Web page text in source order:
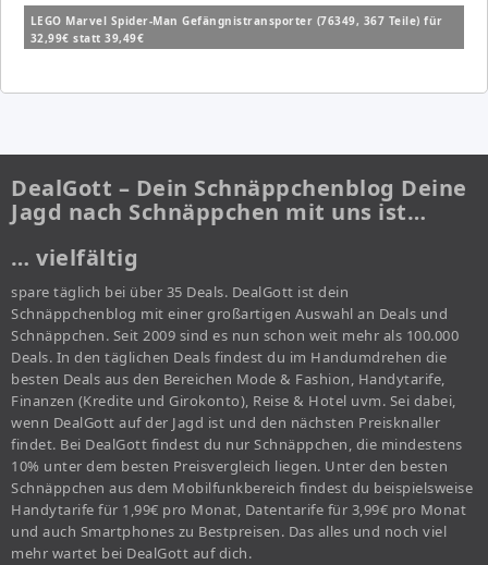
LEGO Marvel Spider-Man Gefängnistransporter (76349, 367 Teile) für
32,99€ statt 39,49€
DealGott – Dein Schnäppchenblog Deine
Jagd nach Schnäppchen mit uns ist…
… vielfältig
spare täglich bei über 35 Deals. DealGott ist dein
Schnäppchenblog mit einer großartigen Auswahl an Deals und
Schnäppchen. Seit 2009 sind es nun schon weit mehr als 100.000
Deals. In den täglichen Deals findest du im Handumdrehen die
besten Deals aus den Bereichen Mode & Fashion, Handytarife,
Finanzen (Kredite und Girokonto), Reise & Hotel uvm. Sei dabei,
wenn DealGott auf der Jagd ist und den nächsten Preisknaller
findet. Bei DealGott findest du nur Schnäppchen, die mindestens
10% unter dem besten Preisvergleich liegen. Unter den besten
Schnäppchen aus dem Mobilfunkbereich findest du beispielsweise
Handytarife für 1,99€ pro Monat, Datentarife für 3,99€ pro Monat
und auch Smartphones zu Bestpreisen. Das alles und noch viel
mehr wartet bei DealGott auf dich.